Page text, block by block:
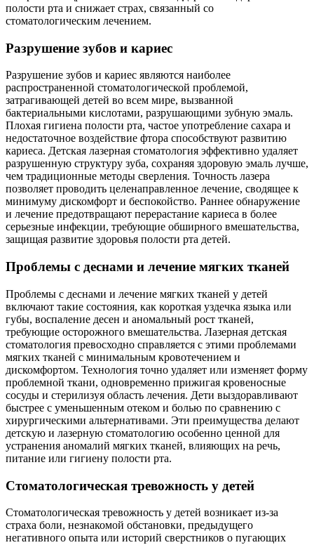
полости рта и снижает страх, связанный со
стоматологическим лечением.
Разрушение зубов и кариес
Разрушение зубов и кариес являются наиболее
распространенной стоматологической проблемой,
затрагивающей детей во всем мире, вызванной
бактериальными кислотами, разрушающими зубную эмаль.
Плохая гигиена полости рта, частое употребление сахара и
недостаточное воздействие фтора способствуют развитию
кариеса. Детская лазерная стоматология эффективно удаляет
разрушенную структуру зуба, сохраняя здоровую эмаль лучше,
чем традиционные методы сверления. Точность лазера
позволяет проводить целенаправленное лечение, сводящее к
минимуму дискомфорт и беспокойство. Раннее обнаружение
и лечение предотвращают перерастание кариеса в более
серьезные инфекции, требующие обширного вмешательства,
защищая развитие здоровья полости рта детей.
Проблемы с деснами и лечение мягких тканей
Проблемы с деснами и лечение мягких тканей у детей
включают такие состояния, как короткая уздечка языка или
губы, воспаление десен и аномальный рост тканей,
требующие осторожного вмешательства. Лазерная детская
стоматология превосходно справляется с этими проблемами
мягких тканей с минимальным кровотечением и
дискомфортом. Технология точно удаляет или изменяет форму
проблемной ткани, одновременно прижигая кровеносные
сосуды и стерилизуя область лечения. Дети выздоравливают
быстрее с уменьшенным отеком и болью по сравнению с
хирургическими альтернативами. Эти преимущества делают
детскую и лазерную стоматологию особенно ценной для
устранения аномалий мягких тканей, влияющих на речь,
питание или гигиену полости рта.
Стоматологическая тревожность у детей
Стоматологическая тревожность у детей возникает из-за
страха боли, незнакомой обстановки, предыдущего
негативного опыта или историй сверстников о пугающих